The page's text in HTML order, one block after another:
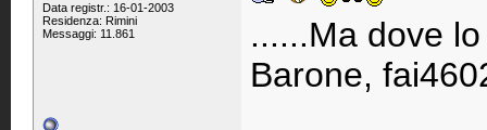
Data registr.: 16-01-2003
Residenza: Rimini
Messaggi: 11.861
......Ma dove
Barone,